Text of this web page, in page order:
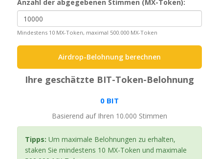
Anzahl der abgegebenen Stimmen (MX-Token):
Mindestens 10 MX-Token, maximal 500.000 MX-Token
Airdrop-Belohnung berechnen
Ihre geschätzte BIT-Token-Belohnung
0 BIT
Basierend auf Ihren 10.000 Stimmen
Tipps: Um maximale Belohnungen zu erhalten,
staken Sie mindestens 10 MX-Token und maximale